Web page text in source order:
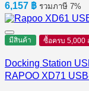
6,157 ฿ รวมภาษี 7%
มีสินค้า ซื้อครบ 5,000
Docking Station
RAPOO XD71